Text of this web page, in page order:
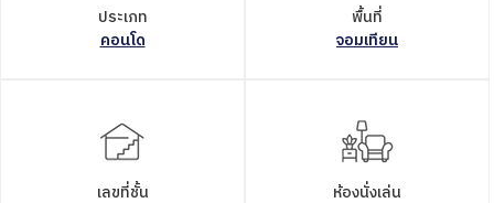
ประเภท
คอนโด
พื้นที่
จอมเทียน
เลขที่ชั้น
ห้องนั่งเล่น